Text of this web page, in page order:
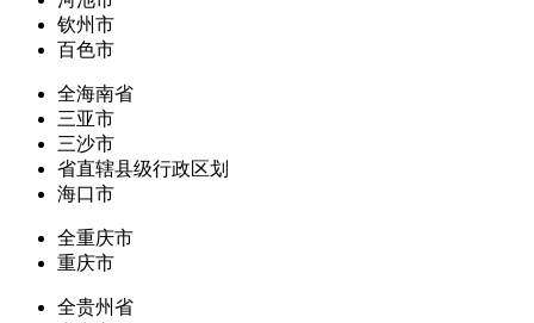
钦州市
百色市
全海南省
三亚市
三沙市
省直辖县级行政区划
海口市
全重庆市
重庆市
全贵州省